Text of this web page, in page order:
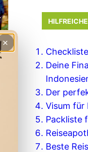
Deine
Der
Visum für
Packliste
Beste
×